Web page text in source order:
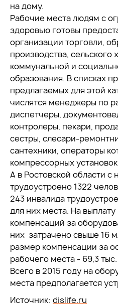
на дому.
Рабочие места людям с
здоровью готовы
организации торговли,
производства, сельского
коммунальной и
образования. В списках
предлагаемых для этой
числятся менеджеры по
диспетчеры,
контролеры, пекари,
сестры, слесари-
сантехники, операторы
компрессорных
А в Ростовской области с
трудоустроено 1322
243 инвалида
для них места. На
компенсаций за
них затрачено свыше 16
размер компенсации за
рабочего места - 69,3
Всего в 2015 году на
места предполагается
Источник: dislife.ru